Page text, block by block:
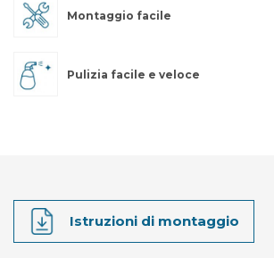
Montaggio facile
Pulizia facile e veloce
Istruzioni di montaggio